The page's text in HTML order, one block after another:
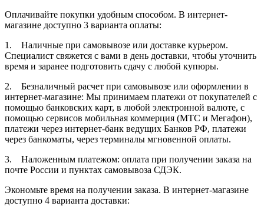
Оплачивайте покупки удобным способом. В интернет-
магазине доступно 3 варианта оплаты:
1. Наличные при самовывозе или доставке курьером.
Специалист свяжется с вами в день доставки, чтобы уточнить
время и заранее подготовить сдачу с любой купюры.
2. Безналичный расчет при самовывозе или оформлении в
интернет-магазине: Мы принимаем платежи от покупателей с
помощью банковских карт, в любой электронной валюте, с
помощью сервисов мобильная коммерция (МТС и Мегафон),
платежи через интернет-банк ведущих Банков РФ, платежи
через банкоматы, через терминалы мгновенной оплаты.
3. Наложенным платежом: оплата при получении заказа на
почте России и пунктах самовывоза СДЭК.
Экономьте время на получении заказа. В интернет-магазине
доступно 4 варианта доставки: